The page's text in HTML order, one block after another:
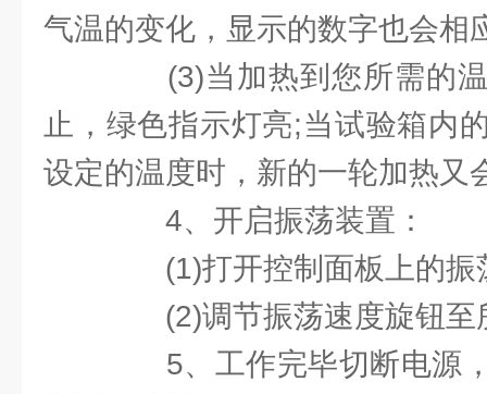
气温的变化，显示的数字也会相
(3)当加热到您所需的温
止，绿色指示灯亮;当试验箱内
设定的温度时，新的一轮加热又
4、开启振荡装置：
(1)打开控制面板上的振
(2)调节振荡速度旋钮至
5、工作完毕切断电源，